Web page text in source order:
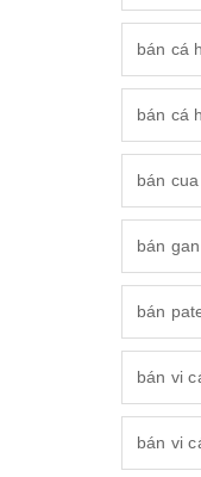
bán cá
bán cá
bán
bán
bán
bán vi
bán vi